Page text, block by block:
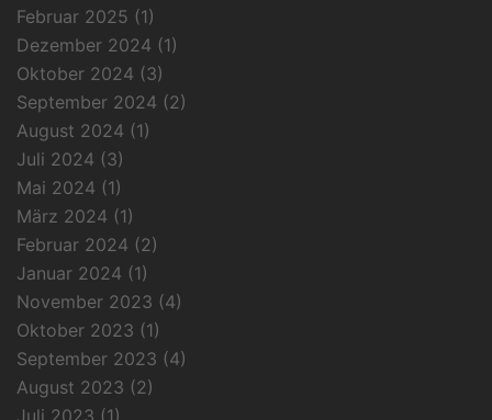
Februar 2025 (1)
Dezember 2024 (1)
Oktober 2024 (3)
September 2024 (2)
August 2024 (1)
Juli 2024 (3)
Mai 2024 (1)
März 2024 (1)
Februar 2024 (2)
Januar 2024 (1)
November 2023 (4)
Oktober 2023 (1)
September 2023 (4)
August 2023 (2)
Juli 2023 (1)